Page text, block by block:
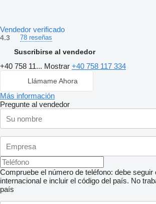
Vendedor verificado
4.3 78 reseñas
Suscribirse al vendedor
+40 758 11... Mostrar +40 758 117 334
Llámame Ahora
Más información
Pregunte al vendedor
Compruebe el número de teléfono: debe seguir
internacional e incluir el código del país. No
país